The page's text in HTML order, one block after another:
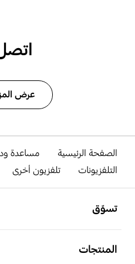
عرض
الصفحة الرئيسية
مساعدة
التلفزيونات
تلفزيون أخرى
تسوّق
المنتجات